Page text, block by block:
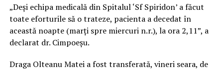
„Deşi echipa medicală din Spitalul ‘Sf Spiridon’ a făcut
toate eforturile să o trateze, pacienta a decedat în
această noapte (marţi spre miercuri n.r.), la ora 2,11”, a
declarat dr. Cimpoeşu.
Draga Olteanu Matei a fost transferată, vineri seara, de